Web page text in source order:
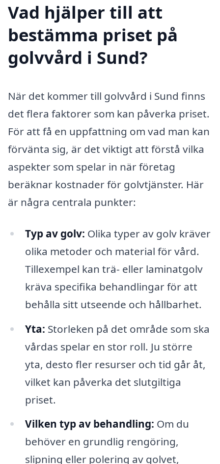
Vad hjälper till att
bestämma priset på
golvvård i Sund?
När det kommer till golvvård i Sund finns
det flera faktorer som kan påverka priset.
För att få en uppfattning om vad man kan
förvänta sig, är det viktigt att förstå vilka
aspekter som spelar in när företag
beräknar kostnader för golvtjänster. Här
är några centrala punkter:
Typ av golv: Olika typer av golv kräver
olika metoder och material för vård.
Tillexempel kan trä- eller laminatgolv
kräva specifika behandlingar för att
behålla sitt utseende och hållbarhet.
Yta: Storleken på det område som ska
vårdas spelar en stor roll. Ju större
yta, desto fler resurser och tid går åt,
vilket kan påverka det slutgiltiga
priset.
Vilken typ av behandling: Om du
behöver en grundlig rengöring,
slipning eller polering av golvet,